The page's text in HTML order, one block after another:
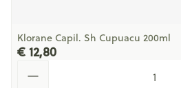
Klorane Capil. Sh Cupuacu 200ml
€ 12,80